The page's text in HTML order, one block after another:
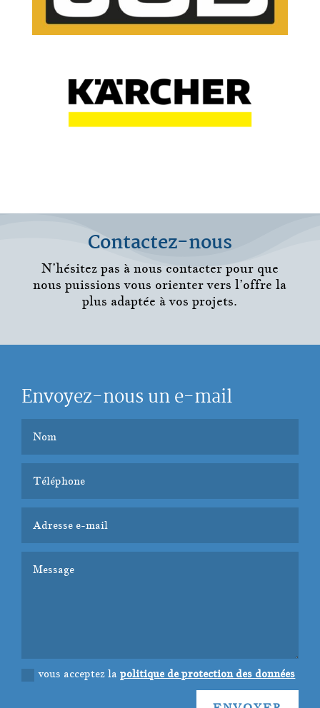
Contactez-nous
N’hésitez pas à nous contacter pour que
nous puissions vous orienter vers l’offre la
plus adaptée à vos projets.
Envoyez-nous un e-mail
vous acceptez lapolitique de protection des données